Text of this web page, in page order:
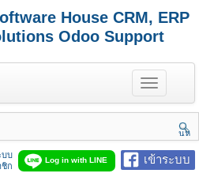
House CRM, ERP
Odoo Support
T
o
g
e
n
a
นห
า
เข้าระบบ
Log in with LINE
บบ
ก